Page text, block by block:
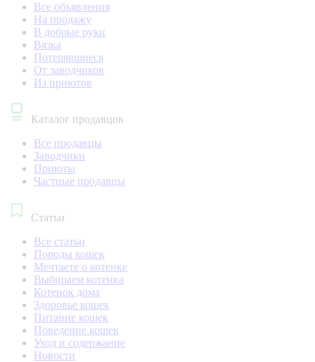
Все объявления
На продажу
В добрые руки
Вязка
Потерявшиеся
От заводчиков
Из приютов
Каталог продавцов
Все продавцы
Заводчики
Приюты
Частные продавцы
Статьи
Все статьи
Породы кошек
Мечтаете о котенке
Выбираем котенка
Котенок дома
Здоровье кошек
Питание кошек
Поведение кошек
Уход и содержание
Новости